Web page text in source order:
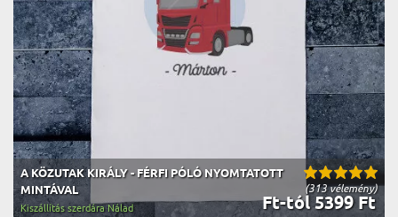
(313 vélemény)
A KÖZUTAK KIRÁLY - FÉRFI PÓLÓ NYOMTATOTT
MINTÁVAL
Ft-tól 5399 Ft
Kiszállítás szerdára Nálad